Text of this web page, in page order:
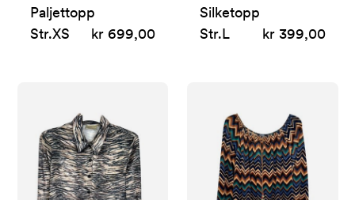
Paljettopp
Str.XS kr 699,00
Silketopp
Str.L kr 399,00